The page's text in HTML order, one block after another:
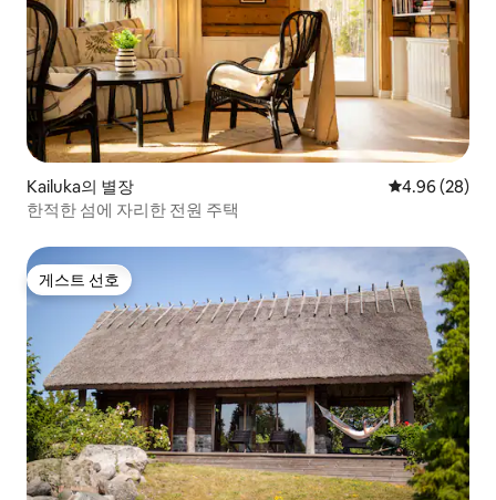
Kailuka의 별장 평점 4.96점(5
4.96 (28)
한적한 섬에 자리한 전원 주택
게스트 선호
게스트 선호